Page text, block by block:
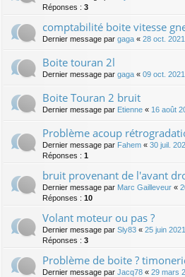
Réponses : 3
comptabilité boite vitesse
Dernier message par gaga « 28 oct.
Boite touran 2l
Dernier message par gaga « 09 oct.
Boite Touran 2 bruit
Dernier message par Etienne « 16 août
Problème acoup
Dernier message par Fahem « 30 juil.
Réponses : 1
bruit provenant de l'avant
Dernier message par Marc Gailleveur «
Réponses : 10
Volant moteur ou pas ?
Dernier message par Sly83 « 25 juin
Réponses : 3
Problème de boite ?
Dernier message par Jacq78 « 29 mars